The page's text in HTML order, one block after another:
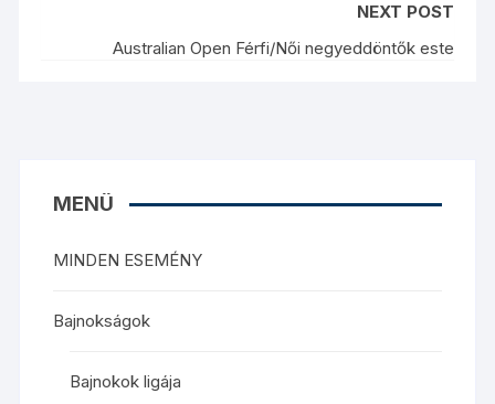
NEXT POST
Australian Open Férfi/Női negyeddöntők este
MENÜ
MINDEN ESEMÉNY
Bajnokságok
Bajnokok ligája